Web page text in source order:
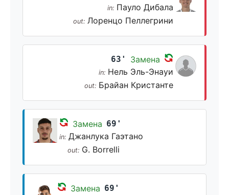
in: Пауло Дибала
out: Лоренцо Пеллегрини
63' Замена
in: Нель Эль-Энауи
out: Брайан Кристанте
Замена 69'
in: Джанлука Гаэтано
out: G. Borrelli
Замена 69'